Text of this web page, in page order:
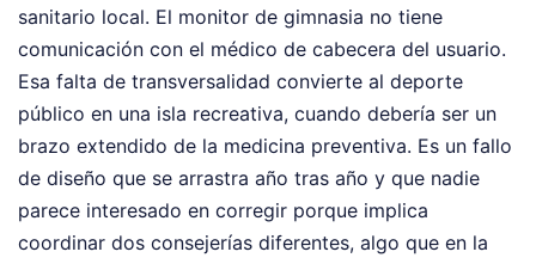
sanitario local. El monitor de gimnasia no tiene
comunicación con el médico de cabecera del usuario.
Esa falta de transversalidad convierte al deporte
público en una isla recreativa, cuando debería ser un
brazo extendido de la medicina preventiva. Es un fallo
de diseño que se arrastra año tras año y que nadie
parece interesado en corregir porque implica
coordinar dos consejerías diferentes, algo que en la